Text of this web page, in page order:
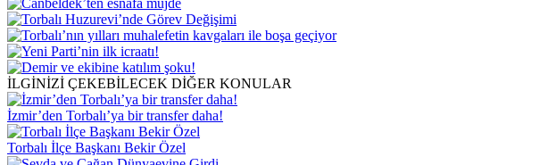
İLGİNİZİ ÇEKEBİLECEK DİĞER KONULAR
İzmir’den Torbalı’ya bir transfer daha!
Torbalı İlçe Başkanı Bekir Özel